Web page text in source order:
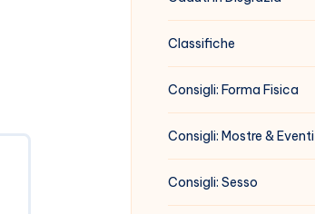
Classifiche
Consigli: Forma Fisica
Consigli: Mostre & Eventi
Consigli: Sesso